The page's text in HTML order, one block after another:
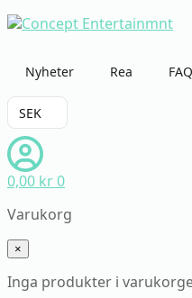
Nyheter Rea FAQ
SEK
0,00 kr0
Varukorg
×
Inga produkter i